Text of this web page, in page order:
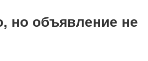
но объявление не